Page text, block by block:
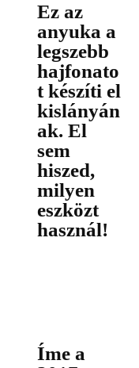
Ez az
anyuka a
legszebb
hajfonato
t készíti el
kislányán
ak. El
sem
hiszed,
milyen
eszközt
használ!
Íme a